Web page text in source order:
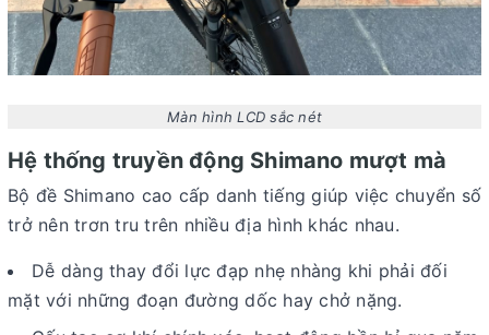
Màn hình LCD sắc nét
Hệ thống truyền động Shimano mượt mà
Bộ đề Shimano cao cấp danh tiếng giúp việc chuyển số
trở nên trơn tru trên nhiều địa hình khác nhau.
Dễ dàng thay đổi lực đạp nhẹ nhàng khi phải đối
mặt với những đoạn đường dốc hay chở nặng.